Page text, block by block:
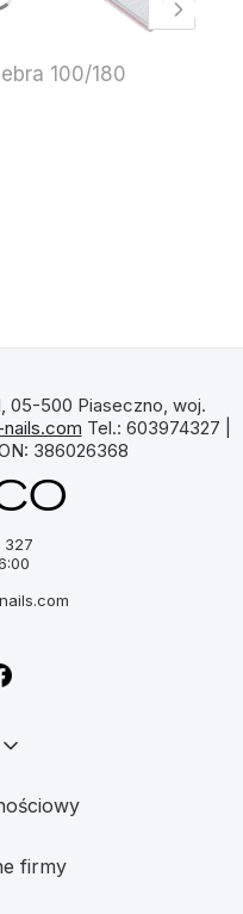
100/180
05-500 Piaseczno, woj.
Tel.: 603974327 |
386026368
327
firmy